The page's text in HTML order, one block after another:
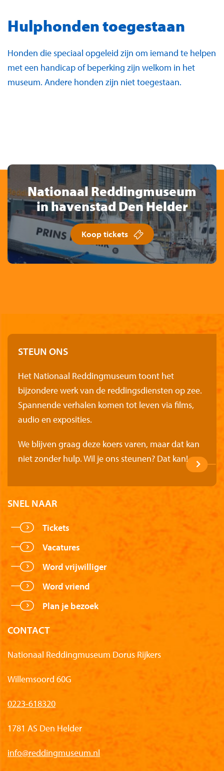
Hulphonden toegestaan
Honden die speciaal opgeleid zijn om iemand te helpen
met een handicap of beperking zijn welkom in het
museum. Andere honden zijn niet toegestaan.
Nationaal Reddingmuseum
in havenstad Den Helder
Koop tickets
SNEL NAAR
Tickets
Vacatures
Word vrijwilliger
Word vriend
Plan je bezoek
CONTACT
Nationaal Reddingmuseum Dorus Rijkers
Willemsoord 60G
0223-618320
1781 AS Den Helder
info@reddingmuseum.nl
STEUN ONS
Het Nationaal Reddingmuseum toont het
bijzondere werk van de reddingsdiensten op zee.
Spannende verhalen komen tot leven via films,
audio en exposities.
We blijven graag deze koers varen, maar dat kan
niet zonder hulp. Wil je ons steunen? Dat kan!